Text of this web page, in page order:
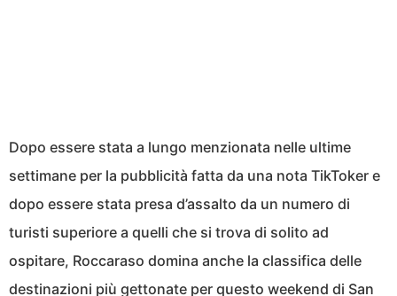
Dopo essere stata a lungo menzionata nelle ultime
settimane per la pubblicità fatta da una nota TikToker e
dopo essere stata presa d’assalto da un numero di
turisti superiore a quelli che si trova di solito ad
ospitare, Roccaraso domina anche la classifica delle
destinazioni più gettonate per questo weekend di San